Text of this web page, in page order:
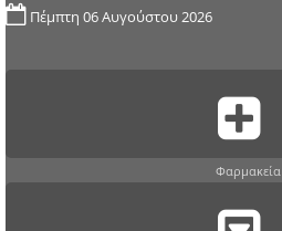
Πέμπτη 06 Αυγούστου 2026
Φαρμακεία